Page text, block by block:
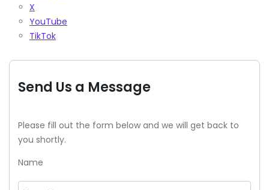
X
YouTube
TikTok
Send Us a Message
Please fill out the form below and we will get back to
you shortly.
Name